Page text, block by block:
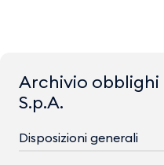
Archivio obblighi
S.p.A.
Disposizioni generali